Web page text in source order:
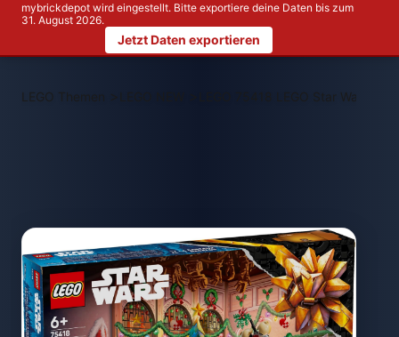
mybrickdepot wird eingestellt. Bitte exportiere deine Daten bis zum
31. August 2026.
Jetzt Daten exportieren
LEGO Themen > LEGO 75418 LEGO Star Wars